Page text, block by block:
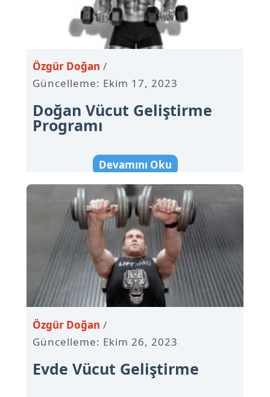
Doğan Vücut Geliştirme
Programı
Güncelleme: Ekim 17, 2023
Özgür Doğan
Devamını Oku
Evde Vücut Geliştirme
Güncelleme: Ekim 26, 2023
Özgür Doğan